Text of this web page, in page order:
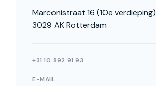
Marconistraat 16 (10e verdieping)
3029 AK Rotterdam
+31 10 892 91 93
E-MAIL